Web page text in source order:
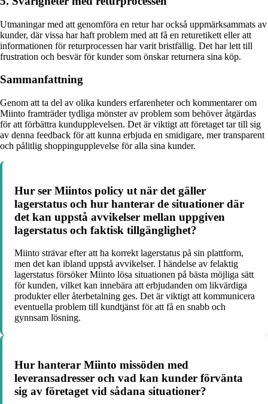
Utmaningar med att genomföra en retur har också uppmärksammats av
kunder, där vissa har haft problem med att få en returetikett eller att
informationen för returprocessen har varit bristfällig. Det har lett till
frustration och besvär för kunder som önskar returnera sina köp.
Sammanfattning
Genom att ta del av olika kunders erfarenheter och kommentarer om
Miinto framträder tydliga mönster av problem som behöver åtgärdas
för att förbättra kundupplevelsen. Det är viktigt att företaget tar till sig
av denna feedback för att kunna erbjuda en smidigare, mer transparent
och pålitlig shoppingupplevelse för alla sina kunder.
Hur ser Miintos policy ut när det gäller
lagerstatus och hur hanterar de situationer där
det kan uppstå avvikelser mellan uppgiven
lagerstatus och faktisk tillgänglighet?
Miinto strävar efter att ha korrekt lagerstatus på sin plattform,
men det kan ibland uppstå avvikelser. I händelse av felaktig
lagerstatus försöker Miinto lösa situationen på bästa möjliga sätt
för kunden, vilket kan innebära att erbjudanden om likvärdiga
produkter eller återbetalning ges. Det är viktigt att kommunicera
eventuella problem till kundtjänst för att få en snabb och
gynnsam lösning.
Hur hanterar Miinto missöden med
leveransadresser och vad kan kunder förvänta
sig av företaget vid sådana situationer?